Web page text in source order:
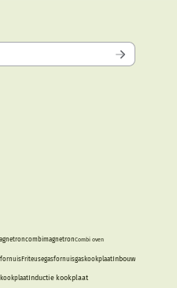
combimagnetronCombi oven
fornuisFriteusegasfornuisgaskookplaatInbouw
Inductie kookplaat